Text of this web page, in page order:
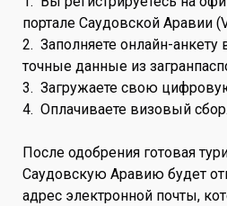
портале Саудовской Аравии
2. Заполняете онлайн-анкету
точные данные из
3. Загружаете свою
4. Оплачиваете визовый сбор.
После одобрения готовая
Саудовскую Аравию будет
адрес электронной почты,